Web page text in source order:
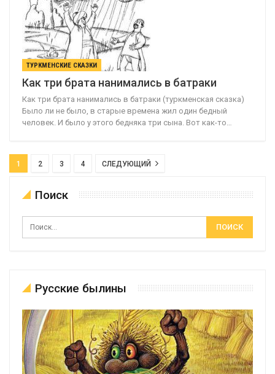
ТУРКМЕНСКИЕ СКАЗКИ
Как три брата нанимались в батраки
Как три брата нанимались в батраки (туркменская сказка)
Было ли не было, в старые времена жил один бедный
человек. И было у этого бедняка три сына. Вот как-то…
1 2 3 4 СЛЕДУЮЩИЙ
Поиск
Русские былины